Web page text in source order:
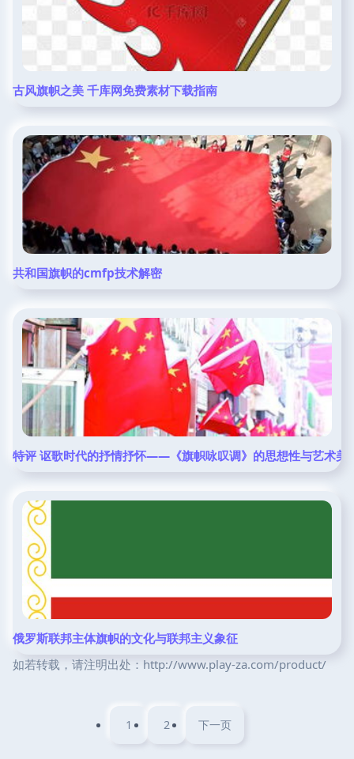
古风旗帜之美 千库网免费素材下载指南
共和国旗帜的cmfp技术解密
特评 讴歌时代的抒情抒怀——《旗帜咏叹调》的思想性与艺术美
俄罗斯联邦主体旗帜的文化与联邦主义象征
如若转载，请注明出处：http://www.play-za.com/product/
1 2 下一页